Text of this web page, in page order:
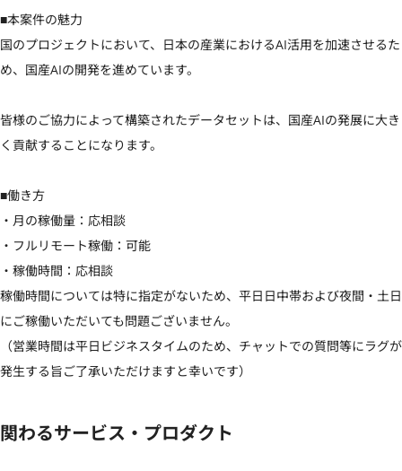
■本案件の魅力
国のプロジェクトにおいて、日本の産業におけるAI活用を加速させるた
め、国産AIの開発を進めています。
皆様のご協力によって構築されたデータセットは、国産AIの発展に大き
く貢献することになります。
■働き方
・月の稼働量：応相談
・フルリモート稼働：可能
・稼働時間：応相談
稼働時間については特に指定がないため、平日日中帯および夜間・土日
にご稼働いただいても問題ございません。
（営業時間は平日ビジネスタイムのため、チャットでの質問等にラグが
発生する旨ご了承いただけますと幸いです）
関わるサービス・プロダクト